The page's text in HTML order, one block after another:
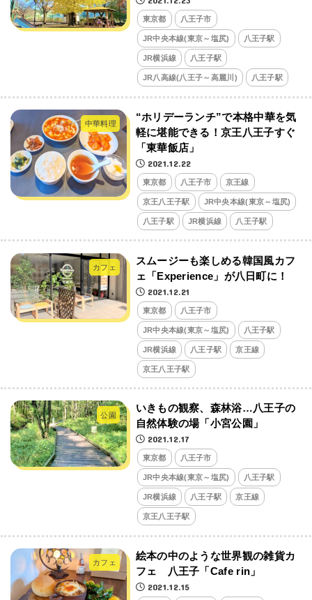
東京都 八王子市
JR中央本線(東京～塩尻) 八王子駅
JR横浜線 八王子駅
JR八高線(八王子～高麗川) 八王子駅
中華料理
“ホリデーランチ”で本格中華を気
軽に堪能できる！京王八王子すぐ
「東華飯店」
2021.12.22
東京都 八王子市 京王線
京王八王子駅 JR中央本線(東京～塩尻)
八王子駅 JR横浜線 八王子駅
カフェ
スムージーも楽しめる韓国風カフ
ェ「Experience」が八日町に！
2021.12.21
東京都 八王子市
JR中央本線(東京～塩尻) 八王子駅
JR横浜線 八王子駅 京王線
京王八王子駅
公園
いきもの観察、森林浴…八王子の
自然体験の場「小宮公園」
2021.12.17
東京都 八王子市
JR中央本線(東京～塩尻) 八王子駅
JR横浜線 八王子駅 京王線
京王八王子駅
カフェ
絵本の中のような世界観の雑貨カ
フェ 八王子「Cafe rin」
2021.12.15